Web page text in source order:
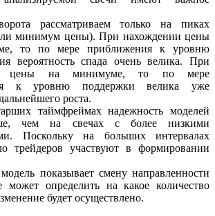
рассматриваем только на пиках
минимум цены). При нахождении цены
то по мере приближения к уровню
вероятность спада очень велика. При
цены на минимуме, то по мере
к уровню поддержки велика уже
роста.
таймфреймах надежность моделей
чем на свечах с более низкими
Поскольку на больших интервалах
трейдеров участвуют в формировании
показывает смену направленности
определить на какое количество
будет осуществлено.